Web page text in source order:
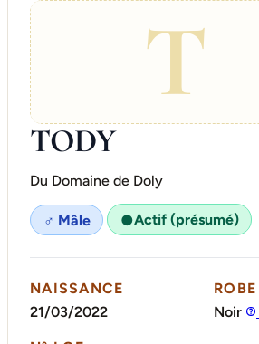
T
TODY
Du Domaine de Doly
♂ Mâle ●Actif (présumé)
NAISSANCE
21/03/2022
ROBE
Noir